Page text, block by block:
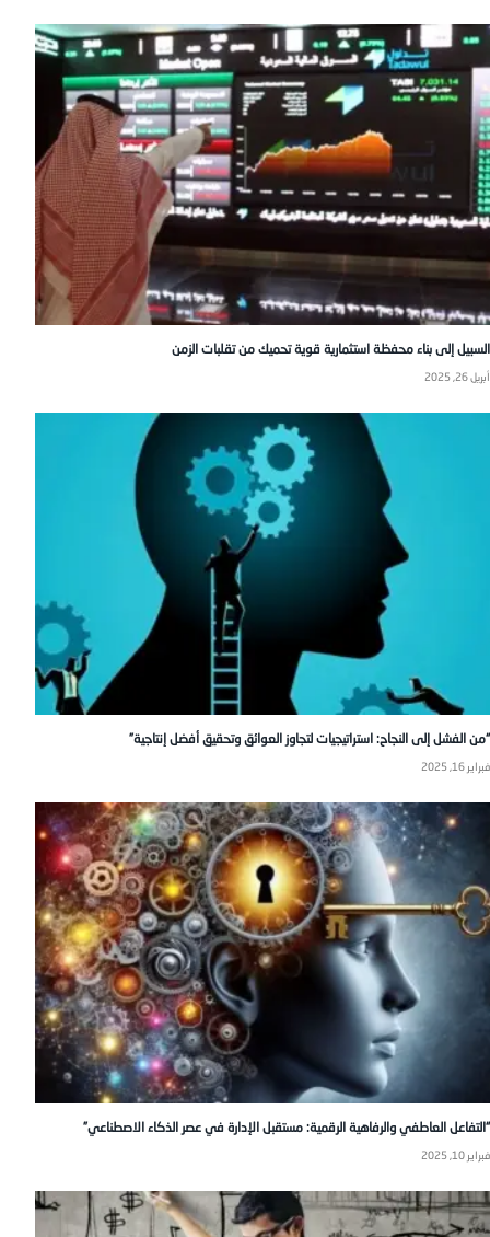
السبيل إلى بناء محفظة استثمارية قوية تحميك من تقلبات الزمن
أبريل 26, 2025
“من الفشل إلى النجاح: استراتيجيات لتجاوز العوائق وتحقيق أفضل إنتاجية”
فبراير 16, 2025
“التفاعل العاطفي والرفاهية الرقمية: مستقبل الإدارة في عصر الذكاء الاصطناعي”
فبراير 10, 2025